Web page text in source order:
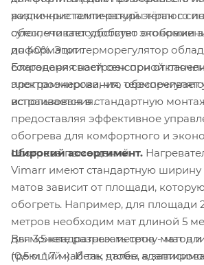
жидкокристаллический экран с
обеспечивает удобство
информации.
различные температуры тёплого
суток, что способствует экономии
до 40%. Этот терморегулятор
сохранения настроек при
электроэнергии, что обеспечивает
использования.
Благодаря своей сенсорной
программирования,
встраивается в стандартную
предоставляя эффективное
обогрева для комфортного и
обогрева помещений.
Широкий ассортимент.
Vimarr имеют стандартную ширину
матов зависит от площади,
обогреть. Например, для площади
метров необходим мат длиной 5
для 3,5 квадратных метров - мат
(0,5 м * 7 м). И так далее, в
Вы можете разрезать сетку матов и
греющий кабель, чтобы